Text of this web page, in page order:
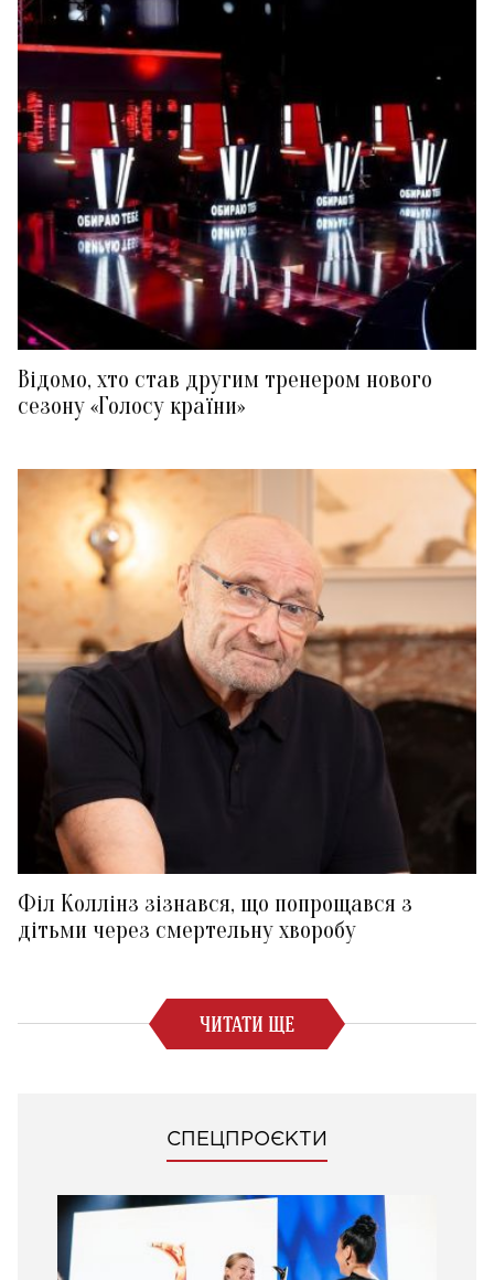
Відомо, хто став другим тренером нового
сезону «Голосу країни»
Філ Коллінз зізнався, що попрощався з
дітьми через смертельну хворобу
ЧИТАТИ ЩЕ
СПЕЦПРОЄКТИ